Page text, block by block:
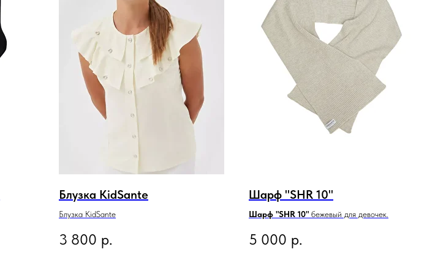
Блузка KidSante
Блузка KidSante
3 800 р.
Шарф "SHR 10"
Шарф "SHR 10" бежевый для девочек.
5 000 р.